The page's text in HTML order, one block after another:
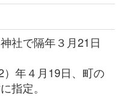
社で隔年３月21日
年４月19日、町の
指定。